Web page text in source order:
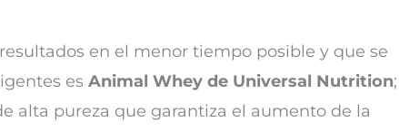
en el menor tiempo posible y que se
es Animal Whey de Universal Nutrition;
alta pureza que garantiza el aumento de la